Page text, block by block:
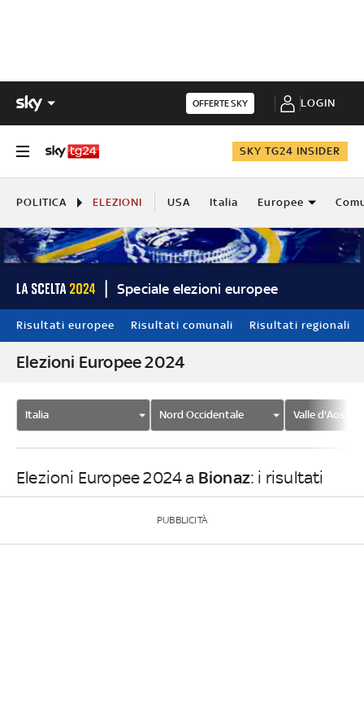
OFFERTE SKY LOGIN
SKY TG24 INSIDER
POLITICA ELEZIONI USA Italia Europee
Speciale elezioni europee
Risultati europee Risultati comunali Risultati regionali
Elezioni Europee 2024
Italia Nord Occidentale Valle d'Aosta
Elezioni Europee 2024 a Bionaz: i risultati
PUBBLICITÀ